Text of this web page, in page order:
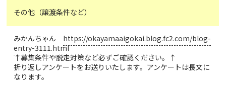
その他（譲渡条件など）
みかんちゃん https://okayamaaigokai.blog.fc2.com/blog-
entry-3111.html
↑募集条件や脱走対策など必ずご確認ください。↑
折り返しアンケートをお送りいたします。アンケートは長文に
なります。